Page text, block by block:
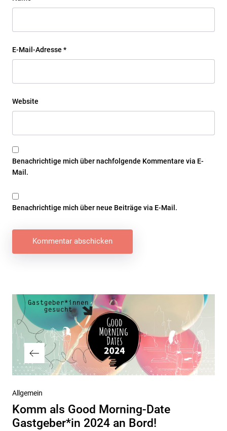
E-Mail-Adresse *
Website
Benachrichtige mich über nachfolgende Kommentare via E-
Mail.
Benachrichtige mich über neue Beiträge via E-Mail.
Vorheriger
Beitrag
Allgemein
Komm als Good Morning-Date
Gastgeber*in 2024 an Bord!